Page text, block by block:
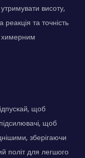
висоту,
та точність
щоб
щоб
зберігаючи
політ для легшого